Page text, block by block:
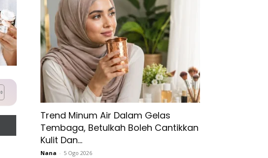
Trend Minum Air Dalam Gelas
Tembaga, Betulkah Boleh Cantikkan
Kulit Dan...
Nana - 5 Ogo 2026